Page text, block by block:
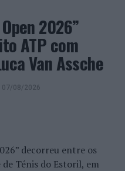
de propostas criativas
de passar por 4
linhas/traços, formas
em 4 obras artísticas em
2026”
ATP com
Van Assche
07/08/2026
decorreu entre os
Ténis do Estoril, em